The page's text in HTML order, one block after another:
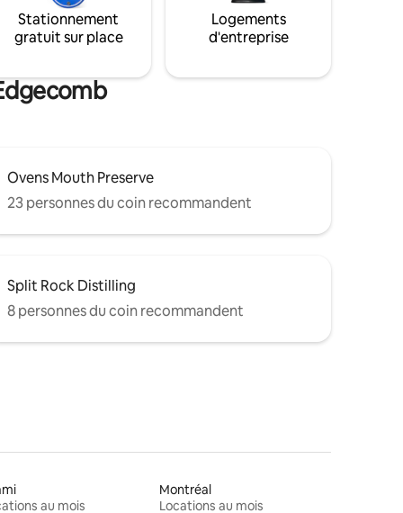
Stationnement
gratuit sur place
Logements
d'entreprise
Ovens Mouth Preserve
23 personnes du coin recommandent
Split Rock Distilling
8 personnes du coin recommandent
au mois
Montréal
Locations au mois